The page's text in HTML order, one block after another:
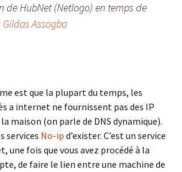
de HubNet (Netlogo) en temps de
Gildas Assogba
est que la plupart du temps, les
a internet ne fournissent pas des IP
maison (on parle de DNS dynamique).
services No-ip d’exister. C’est un service
une fois que vous avez procédé à la
de faire le lien entre une machine de